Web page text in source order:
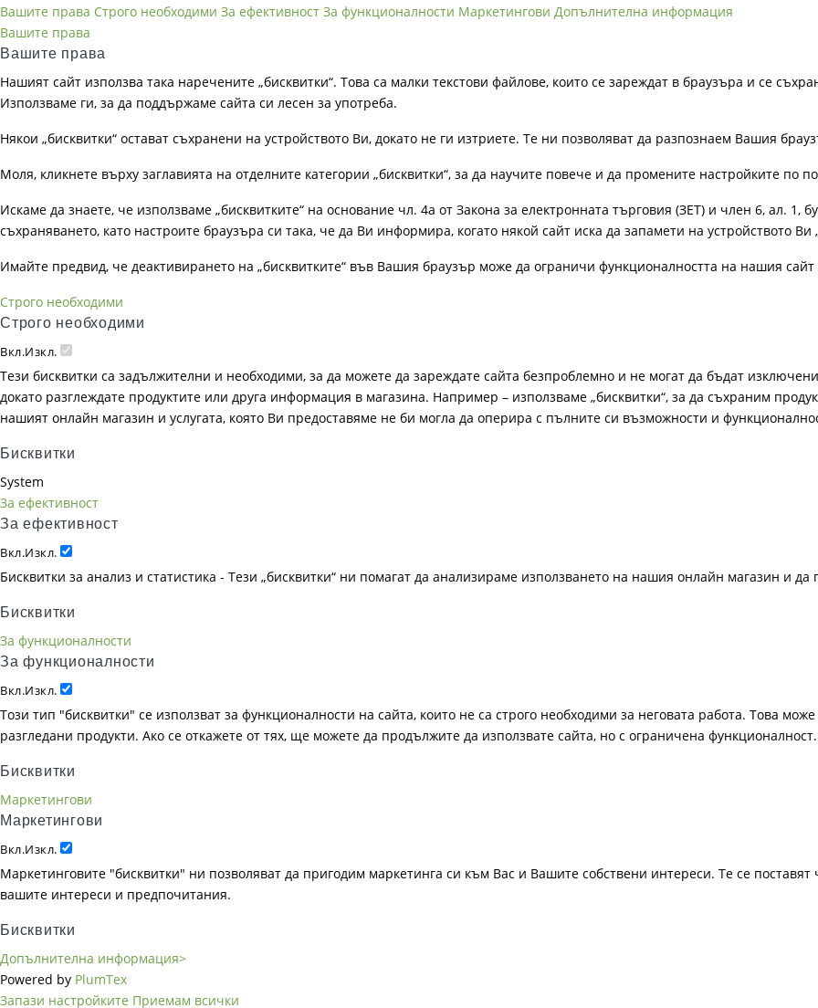
Вашите права Строго необходими За ефективност За функционалности Маркетингови Допълнителна информация
Вашите права
Вашите права
Нашият сайт използва така наречените „бисквитки“. Това са малки текстови файлове, които се зареждат в браузъра и се
Използваме ги, за да поддържаме сайта си лесен за употреба.
Някои „бисквитки“ остават съхранени на устройството Ви, докато не ги изтриете. Те ни позволяват да разпознаем Вашия
Моля, кликнете върху заглавията на отделните категории „бисквитки“, за да научите повече и да промените настройките по
Искаме да знаете, че използваме „бисквитките“ на основание чл. 4а от Закона за електронната търговия (ЗЕТ) и член 6, ал. 1,
съхраняването, като настроите браузъра си така, че да Ви информира, когато някой сайт иска да запамети на устройството
Имайте предвид, че деактивирането на „бисквитките“ във Вашия браузър може да ограничи функционалността на нашия сайт
Строго необходими
Строго необходими
Вкл.Изкл.
Тези бисквитки са задължителни и необходими, за да можете да зареждате сайта безпроблемно и не могат да бъдат
докато разглеждате продуктите или друга информация в магазина. Например – използваме „бисквитки“, за да съхраним
нашият онлайн магазин и услугата, която Ви предоставяме не би могла да оперира с пълните си възможности и
Бисквитки
System
За ефективност
За ефективност
Вкл.Изкл.
Бисквитки за анализ и статистика - Тези „бисквитки“ ни помагат да анализираме използването на нашия онлайн магазин и
Бисквитки
За функционалности
За функционалности
Вкл.Изкл.
Този тип "бисквитки" се използват за функционалности на сайта, които не са строго необходими за неговата работа. Това
разгледани продукти. Ако се откажете от тях, ще можете да продължите да използвате сайта, но с ограничена функционалност.
Бисквитки
Маркетингови
Маркетингови
Вкл.Изкл.
Маркетинговите "бисквитки" ни позволяват да пригодим маркетинга си към Вас и Вашите собствени интереси. Те се
вашите интереси и предпочитания.
Бисквитки
Допълнителна информация>
Powered by PlumTex
Запази настройките Приемам всички